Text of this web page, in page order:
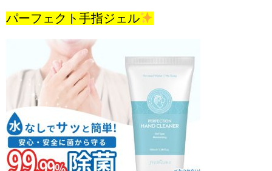
パーフェクト手指ジェル